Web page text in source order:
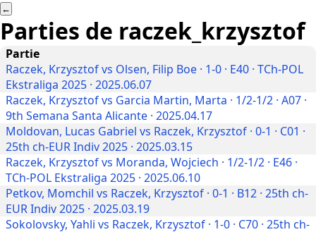
←
Parties de raczek_krzysztof
Partie
Raczek, Krzysztof vs Olsen, Filip Boe · 1-0 · E40 · TCh-POL
Ekstraliga 2025 · 2025.06.07
Raczek, Krzysztof vs Garcia Martin, Marta · 1/2-1/2 · A07 ·
9th Semana Santa Alicante · 2025.04.17
Moldovan, Lucas Gabriel vs Raczek, Krzysztof · 0-1 · C01 ·
25th ch-EUR Indiv 2025 · 2025.03.15
Raczek, Krzysztof vs Moranda, Wojciech · 1/2-1/2 · E46 ·
TCh-POL Ekstraliga 2025 · 2025.06.10
Petkov, Momchil vs Raczek, Krzysztof · 0-1 · B12 · 25th ch-
EUR Indiv 2025 · 2025.03.19
Sokolovsky, Yahli vs Raczek, Krzysztof · 1-0 · C70 · 25th ch-